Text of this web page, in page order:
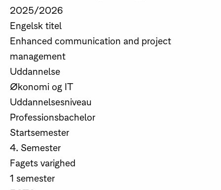
2025/2026
Engelsk titel
Enhanced communication and project
management
Uddannelse
Økonomi og IT
Uddannelsesniveau
Professionsbachelor
Startsemester
4. Semester
Fagets varighed
1 semester